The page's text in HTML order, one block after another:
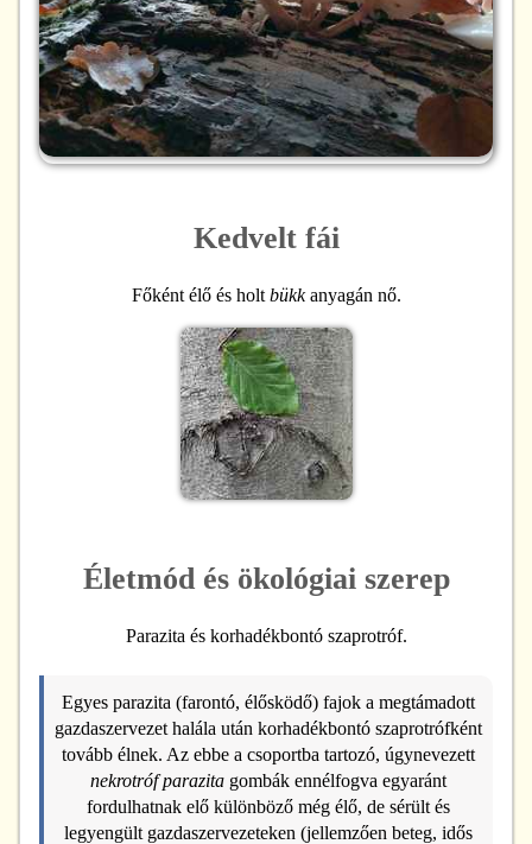
Kedvelt fái
Főként élő és holt bükkanyagán nő.
Életmód és ökológiai szerep
Parazita és korhadékbontó szaprotróf.
Egyes parazita (farontó, élősködő) fajok a megtámadott
gazdaszervezet halála után korhadékbontó szaprotrófként
tovább élnek. Az ebbe a csoportba tartozó, úgynevezett
nekrotróf parazita gombák ennélfogva egyaránt
fordulhatnak elő különböző még élő, de sérült és
legyengült gazdaszervezeteken (jellemzően beteg, idős